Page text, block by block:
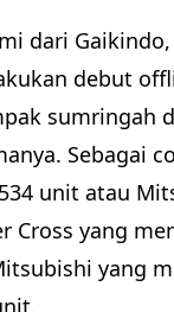
dari
debut
sumringah
Sebagai
unit atau
Cross yang
yang